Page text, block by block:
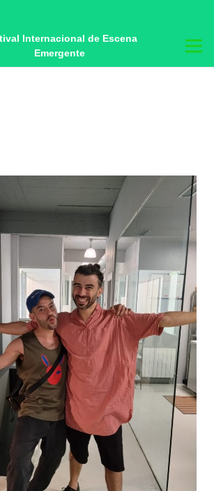
Internacional de Escena
Emergente